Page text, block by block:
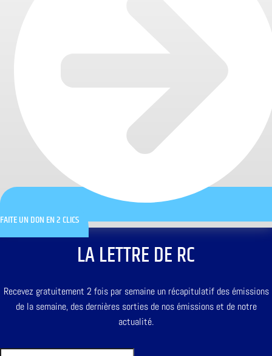
FAITE UN DON EN 2 CLICS
LA LETTRE DE RC
Recevez gratuitement 2 fois par semaine un récapitulatif des émissions
de la semaine, des dernières sorties de nos émissions et de notre
actualité.